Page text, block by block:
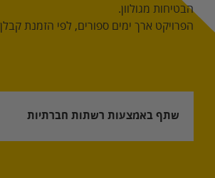
הבטיחות מגולוון.
הפרויקט ארך ימים ספורים, לפי הזמנת
שתף באמצעות רשתות חברתיות